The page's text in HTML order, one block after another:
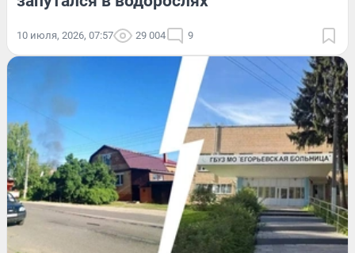
10 июля, 2026, 07:57 29 004 9